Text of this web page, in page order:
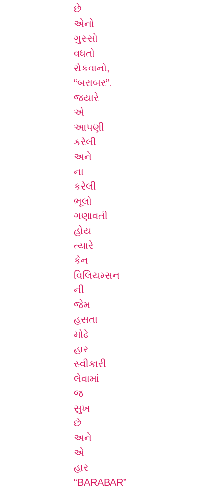
છે
એનો
ગુસ્સો
વધતો
રોકવાનો,
“બરાબર”.
જ્યારે
એ
આપણી
કરેલી
અને
ના
કરેલી
ભૂલો
ગણાવતી
હોય
ત્યારે
કેન
વિલિયમ્સન
ની
જેમ
હસતા
મોઢે
હાર
સ્વીકારી
લેવામાં
જ
સુખ
છે
અને
એ
હાર
“BARABAR”